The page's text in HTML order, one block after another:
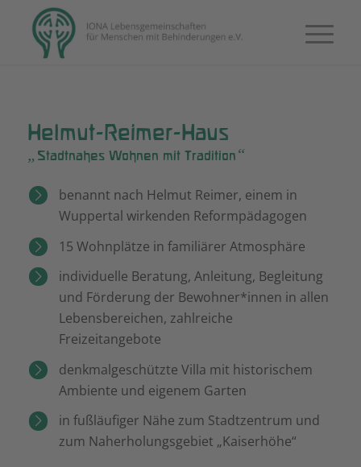
Helmut-Reimer-Haus
„ Stadtnahes Wohnen mit Tradition “
benannt nach Helmut Reimer, einem in
Wuppertal wirkenden Reformpädagogen
15 Wohnplätze in familiärer Atmosphäre
individuelle Beratung, Anleitung, Begleitung
und Förderung der Bewohner*innen in allen
Lebensbereichen, zahlreiche
Freizeitangebote
denkmalgeschützte Villa mit historischem
Ambiente und eigenem Garten
in fußläufiger Nähe zum Stadtzentrum und
zum Naherholungsgebiet „Kaiserhöhe“